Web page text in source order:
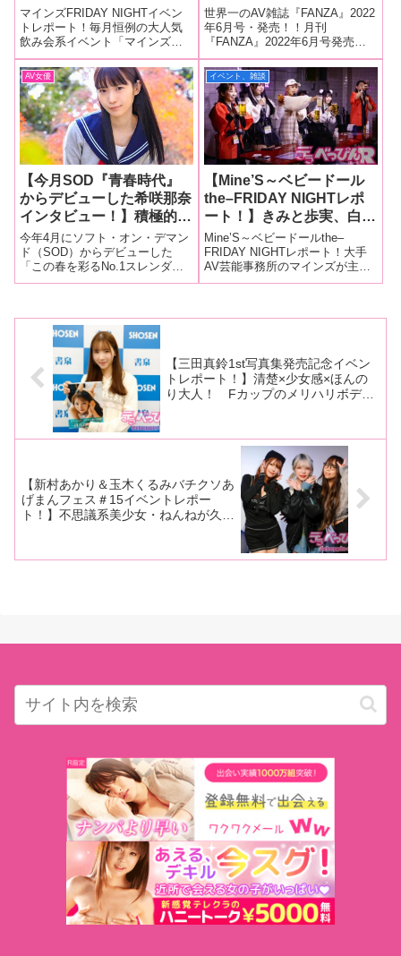
奈、白石かんな、真白みの
り、音羽美鈴が人気メーカ
ー「コスプレ一本勝負」主
宰のdecと飲み会2時間1本
勝負！
マインズFRIDAY NIGHTイベン
トレポート！毎月恒例の大人気
飲み会系イベント「マインズ
FRIDAY NIGHT＜今宵はdec！夜
な夜な深～～いトーク開幕＞」
が10月11日、東京・代々木にあ
るA Talk Club WOOFERで行わ
れ
ルーキー宍戸里帆！人気女
優インタビューは桃乃木か
な、有村のぞみ、東條な
つ！新人インタビューに
は、宮下玲奈、古川ほの
か、花柳杏奈、希咲那奈が
登場！
世界一のAV雑誌『FANZA』2022
年6月号・発売！！月刊
『FANZA』2022年6月号発売！
今月の気になる内容ですが…表
紙は、ゆるふわ系美少女にして
エロすぎるデカパイともっとエ
ロすぎる妄想を持ったMOODYZ
期待のスーパールーキー宍戸里
AV女優
【今月SOD『青春時代』
からデビューした希咲那奈
インタビュー！】積極的な
Aカップ美少女！目覚めの
きっかけは初体験「今まで
動画を見るだけだったの
が、自分の常識が変わって
たって感じです」
今年4月にソフト・オン・デマン
ド（SOD）からデビューした
「この春を彩るNo.1スレンダー
青春美少女」希咲那奈ちゃん！
の好奇心は旺盛！ AVが好きで
詳しかったり、初体験が気持ち
良かった
イベント、雑談
【Mine’S～ベビードール
the–FRIDAY NIGHTレポ
ート！】きみと歩実、白浜
美羽、和久井美兎、天野花
乃、希咲那奈、黒木歩が新
年会気分で泥酔！ テキー
ラを煽り初春からめでたい
Mine’S～ベビードールthe–
FRIDAY NIGHTレポート！大手
AV芸能事務所のマインズが主催
する「Mine’S～ベビードール
【三田真鈴1st写真集発売記念イベン
トレポート！】清楚×少女感×ほんの
り大人！ Fカップのメリハリボディ
【新村あかり＆玉木くるみバチクソあ
げまんフェス＃15イベントレポー
ト！】不思議系美少女・ねんねが久々